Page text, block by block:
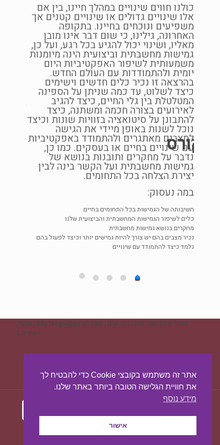
קורס
כולנו חווים שינויים במהלך חיינו, בין אם
אלו שינויים גדולים או שינויים קטנים אך
משפיעים ונוכחים בחיינו. בתקופה
האחרונה, גילינו, כי שום דבר אינו מובן
מאליו, ושינוי יכול להגיע בכל רגע, ועל כן,
גמישות מחשבתית וביצועית הינה מיומנות
משמעותית לשיפור האפקטיביות היום
יומית ולהתמודדות עם העולם החדש.
בהרצאה זו נכיר כלים חדשים וישימים
כיצד לשלוט, עד כמה שניתן על הספינה
המטלטלת בין גלי החיים, כיצד להגיב
לאירועים בצורה חכמה ומשתנה, כיצד
להתבונן על סיטואציה בזוויות שונות וכיצד
נוכל לשנות באופן מיידי את הגישה
למצבים מאתגרים ולהתמודד באפקטיביות
עם שינויים בחיים או בעסקים. כמו כן,
נדבר על מחקרים ותובנות בנושא של
גמישות מחשבתית ועל הקשר בינה לבין
יצירת הצלחה בכל התחומים.
במה נעסוק:
חשיבותה של הגמישות בכל התחומים בחיים
כלים לשיפור הגמישות המחשבתית והביצועית שלנו
מחקרים בנושא גמישות מחשבתית
נכיר מצבים בהם יש צורך להיות גמישים יותר וכיצד לפעול בהם
נלמד כיצד להתמודד עם שינויים
פרטי יצירת קשר: 054-5233303 | info1sagol@gmail.com | חדרה,
התחייה 2
עיצוב ובניית האתר:מאסטר סייט - יצירת נוכחות
באינטרנט
אתר זה משתמש בקובצי Cookie כדי להבטיח לך
את חוויית הגלישה הטובה ביותר באתר שלנו.
מידע נוסף
אישור